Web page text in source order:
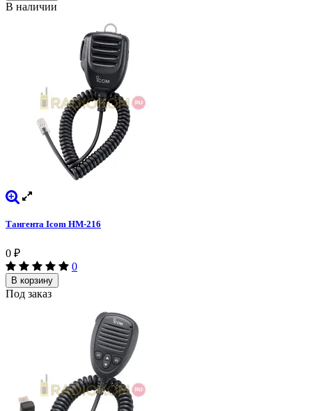
В наличии
Тангента Icom HM-216
0 ₽
0
В корзину
Под заказ